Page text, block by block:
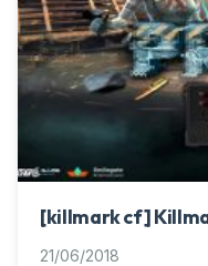
[killmark cf]
21/06/2018